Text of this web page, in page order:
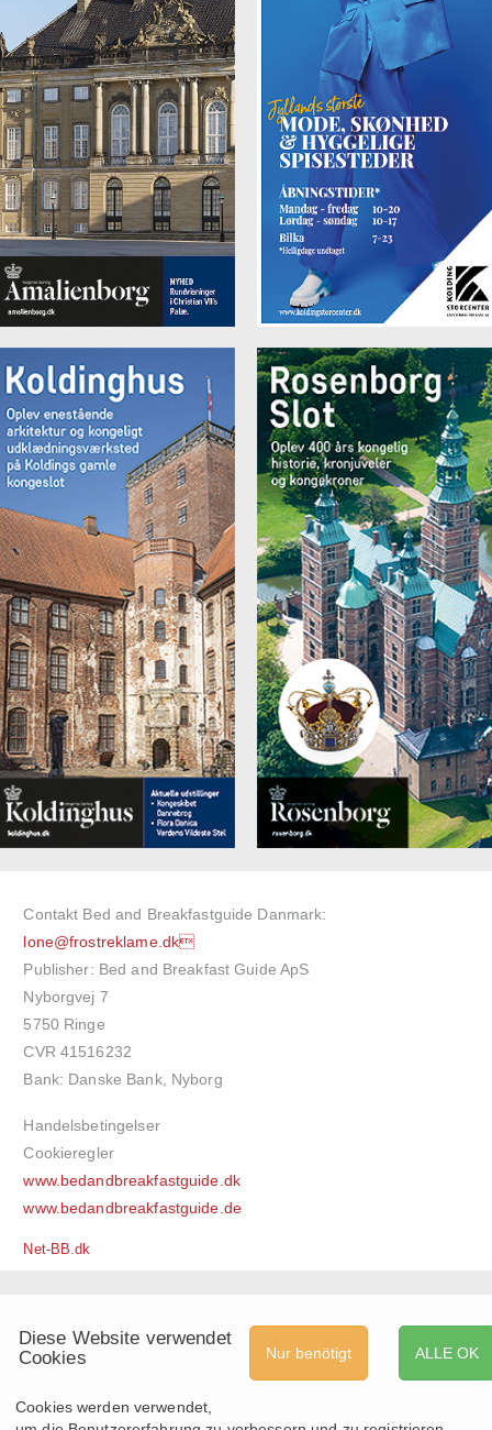
Contakt Bed and Breakfastguide Danmark:
lone@frostreklame.dk
Publisher: Bed and Breakfast Guide ApS
Nyborgvej 7
5750 Ringe
CVR 41516232
Bank: Danske Bank, Nyborg
Handelsbetingelser
Cookieregler
www.bedandbreakfastguide.dk
www.bedandbreakfastguide.de
Net-BB.dk
ALLE OK
Nur benötigt
Diese Website verwendet
Cookies
Cookies werden verwendet,